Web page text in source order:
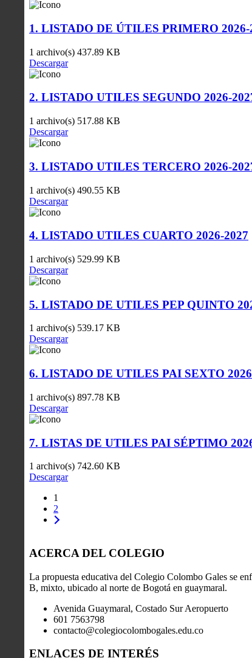
1. LISTADO DE ÚTILES PRIMERO 2026-
1 archivo(s) 437.89 KB
Descargar
2. LISTADO UTILES SEGUNDO 2026-
1 archivo(s) 517.88 KB
Descargar
3. LISTADO UTILES TERCERO 2026-
1 archivo(s) 490.55 KB
Descargar
4. LISTADO UTILES CUARTO 2026-2027
1 archivo(s) 529.99 KB
Descargar
5. LISTADO DE UTILES PEP QUINTO
1 archivo(s) 539.17 KB
Descargar
6. LISTADO DE UTILES PAI SEXTO
1 archivo(s) 897.78 KB
Descargar
7. LISTAS DE UTILES PAI SÉPTIMO
1 archivo(s) 742.60 KB
Descargar
1
2
ACERCA DEL COLEGIO
La propuesta educativa del Colegio Colombo Gales se
B, mixto, ubicado al norte de Bogotá en guaymaral.
Avenida Guaymaral, Costado Sur Aeropuerto
601 7563798
contacto@colegiocolombogales.edu.co
ENLACES DE INTERÉS